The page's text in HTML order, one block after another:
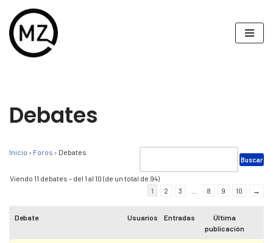
Saltar
al
Debates
Inicio › Foros › Debates
Viendo 11 debates - del 1 al 10 (de un total de 94)
1
2 3 8 9 10 →
Debate Usuarios Entradas
Última
publicación